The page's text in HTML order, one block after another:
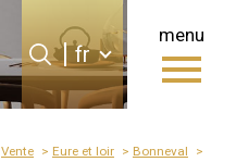
menu
Langue
fr
Vente Eure et loir
Bonneval